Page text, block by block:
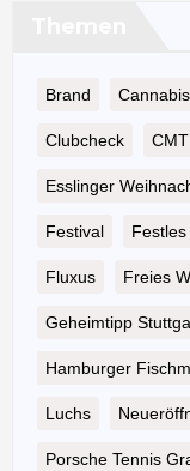
Brand Cannabis
Clubcheck CMT
Esslinger
Festival Festles
Fluxus Freies
Geheimtipp
Hamburger
Luchs
Porsche Tennis